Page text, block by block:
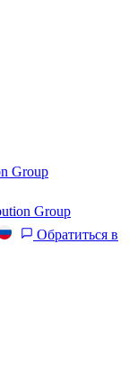
Group
Group
Обратиться в